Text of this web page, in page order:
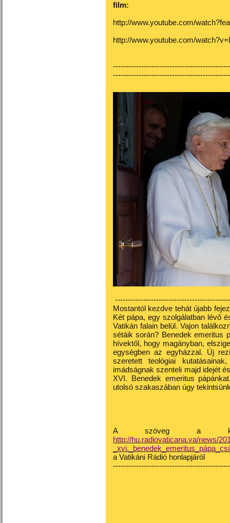
film:
http://www.youtube.com/
http://www.youtube.com/
Mostantól kezdve tehát újabb
Két pápa, egy szolgálatban lévő
Vatikán falain belül. Vajon
sétáik során? Benedek emeritus
hívektől, hogy magányban,
egységben az egyházzal. Új
szeretett teológiai
imádságnak szenteli majd idejét
XVI. Benedek emeritus
utolsó szakaszában úgy
A szöveg a
http://hu.radiovaticana.va/news/
a Vatikáni Rádió honlapjáról